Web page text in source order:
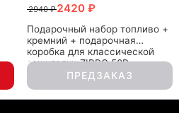
2940 ₽2420 ₽
Подарочный набор топливо +
кремний + подарочная
коробка для классической
зажигалки ZIPPO 50R
ПРЕДЗАКАЗ